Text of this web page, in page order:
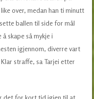
over, medan han ti minutt
ballen til side for mål
skape så mykje i
igjennom, diverre vart
straffe, sa Tarjei etter
det for kort tid igjen til at